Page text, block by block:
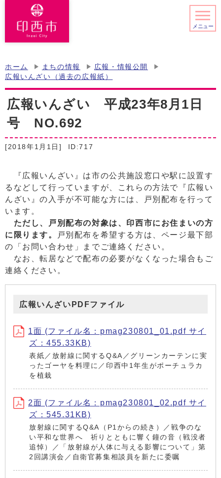
メニュー
ホーム まちの情報
広報・情報公開
広報いんざい（過去の広報紙）
広報いんざい 平成23年8月1日
号 NO.692
[2018年1月1日] ID:717
『広報いんざい』は市の公共施設窓口や駅に設置す
るなどして行っていますが、これらの方法で『広報い
んざい』の入手が不可能な方には、戸別配布を行って
います。
ただし、戸別配布の対象は、印西市にお住まいの方
に限ります。
戸別配布を希望する方は、ページ最下部
の「お問い合わせ」までご連絡ください。
なお、転居などで配布の必要がなくなった場合もご
連絡ください。
広報いんざいPDFファイル
1面 (ファイル名：pmag230801_01.pdf サイ
ズ：455.33KB)
表紙／放射線に関するQ&A／グリーンカーテンに実
ったゴーヤを料理に／印西中1年生がポーチュラカ
を植栽
2面 (ファイル名：pmag230801_02.pdf サイ
ズ：545.31KB)
放射線に関するQ&A（P1からの続き）／戦争のな
い平和な世界へ 祈りとともに響く鐘の音（戦没者
追悼）／「放射線が人体に与える影響について」第
2回講演会／自衛官募集相談員を新たに委嘱